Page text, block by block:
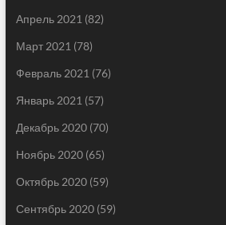
Апрель 2021 (82)
Март 2021 (78)
Февраль 2021 (76)
Январь 2021 (57)
Декабрь 2020(70)
Ноябрь 2020(65)
Октябрь 2020(59)
Сентябрь 2020(59)